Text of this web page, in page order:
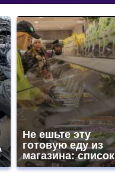
Не ешьте эту
готовую еду из
магазина: список